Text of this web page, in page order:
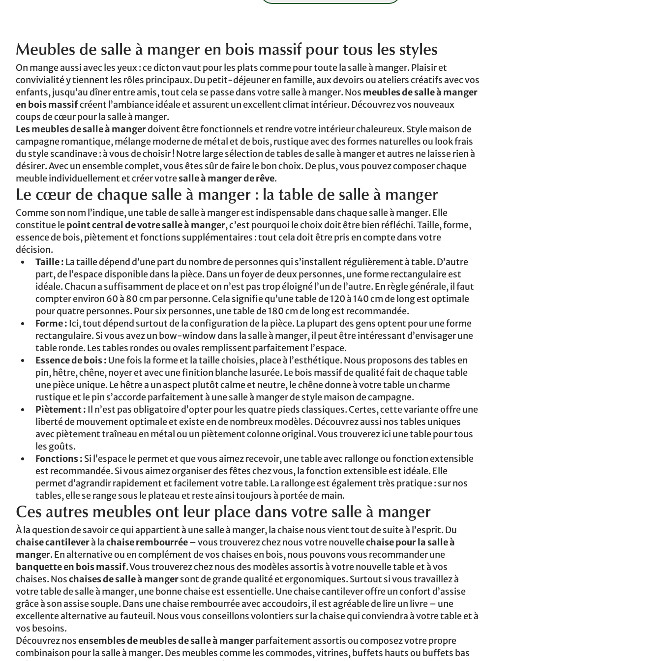
Meubles de salle à manger en bois massif pour tous les styles
On mange aussi avec les yeux : ce dicton vaut pour les plats comme pour toute la salle à manger. Plaisir et
convivialité y tiennent les rôles principaux. Du petit-déjeuner en famille, aux devoirs ou ateliers créatifs avec vos
enfants, jusqu’au dîner entre amis, tout cela se passe dans votre salle à manger. Nos meubles de salle à manger
en bois massifcréent l’ambiance idéale et assurent un excellent climat intérieur. Découvrez vos nouveaux
coups de cœur pour la salle à manger.
Lesmeubles de salle à mangerdoivent être fonctionnels et rendre votre intérieur chaleureux. Style maison de
campagne romantique, mélange moderne de métal et de bois, rustique avec des formes naturelles ou look frais
du style scandinave : à vous de choisir ! Notre large sélection de tables de salle à manger et autres ne laisse rien à
désirer. Avec un ensemble complet, vous êtes sûr de faire le bon choix. De plus, vous pouvez composer chaque
meuble individuellement et créer votresalle à manger de rêve.
Le cœur de chaque salle à manger : la table de salle à manger
Comme son nom l’indique, une table de salle à manger est indispensable dans chaque salle à manger. Elle
constitue lepoint central de votre salle à manger, c’est pourquoi le choix doit être bien réfléchi. Taille, forme,
essence de bois, piètement et fonctions supplémentaires : tout cela doit être pris en compte dans votre
décision.
Taille : La taille dépend d’une part du nombre de personnes qui s’installent régulièrement à table. D’autre
part, de l’espace disponible dans la pièce. Dans un foyer de deux personnes, une forme rectangulaire est
idéale. Chacun a suffisamment de place et on n’est pas trop éloigné l’un de l’autre. En règle générale, il faut
compter environ 60 à 80 cm par personne. Cela signifie qu’une table de 120 à 140 cm de long est optimale
pour quatre personnes. Pour six personnes, une table de 180 cm de long est recommandée.
Forme : Ici, tout dépend surtout de la configuration de la pièce. La plupart des gens optent pour une forme
rectangulaire. Si vous avez un bow-window dans la salle à manger, il peut être intéressant d’envisager une
table ronde. Les tables rondes ou ovales remplissent parfaitement l’espace.
Essence de bois : Une fois la forme et la taille choisies, place à l’esthétique. Nous proposons des tables en
pin, hêtre, chêne, noyer et avec une finition blanche lasurée. Le bois massif de qualité fait de chaque table
une pièce unique. Le hêtre a un aspect plutôt calme et neutre, le chêne donne à votre table un charme
rustique et le pin s’accorde parfaitement à une salle à manger de style maison de campagne.
Piètement : Il n’est pas obligatoire d’opter pour les quatre pieds classiques. Certes, cette variante offre une
liberté de mouvement optimale et existe en de nombreux modèles. Découvrez aussi nos tables uniques
avec piètement traîneau en métal ou un piètement colonne original. Vous trouverez ici une table pour tous
les goûts.
Fonctions : Si l’espace le permet et que vous aimez recevoir, une table avec rallonge ou fonction extensible
est recommandée. Si vous aimez organiser des fêtes chez vous, la fonction extensible est idéale. Elle
permet d’agrandir rapidement et facilement votre table. La rallonge est également très pratique : sur nos
tables, elle se range sous le plateau et reste ainsi toujours à portée de main.
Ces autres meubles ont leur place dans votre salle à manger
À la question de savoir ce qui appartient à une salle à manger, la chaise nous vient tout de suite à l’esprit. Du
chaise cantileverà lachaise rembourrée– vous trouverez chez nous votre nouvellechaise pour la salle à
manger. En alternative ou en complément de vos chaises en bois, nous pouvons vous recommander une
banquette en bois massif. Vous trouverez chez nous des modèles assortis à votre nouvelle table et à vos
chaises. Noschaises de salle à mangersont de grande qualité et ergonomiques. Surtout si vous travaillez à
votre table de salle à manger, une bonne chaise est essentielle. Une chaise cantilever offre un confort d’assise
grâce à son assise souple. Dans une chaise rembourrée avec accoudoirs, il est agréable de lire un livre – une
excellente alternative au fauteuil. Nous vous conseillons volontiers sur la chaise qui conviendra à votre table et à
vos besoins.
Découvrez nosensembles de meubles de salle à mangerparfaitement assortis ou composez votre propre
combinaison pour la salle à manger. Des meubles comme les commodes, vitrines, buffets hauts ou buffets bas